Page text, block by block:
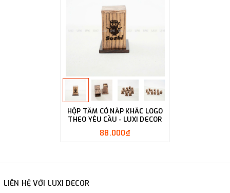
HỘP TĂM CÓ NẮP KHẮC LOGO
THEO YÊU CẦU - LUXI DECOR
88.000₫
LIÊN HỆ VỚI LUXI DECOR